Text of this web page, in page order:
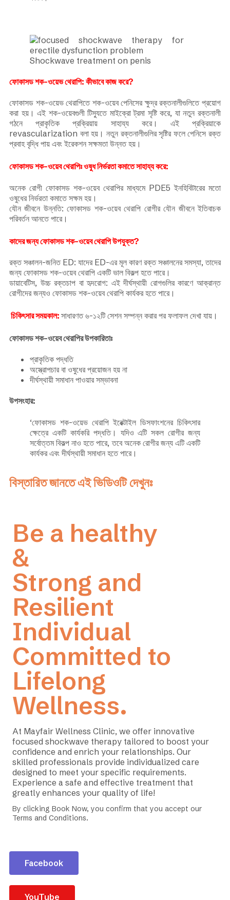
Shockwave treatment on penis
ফোকাসড শক-ওয়েভ থেরাপি: কীভাবে কাজ করে?
ফোকাসড শক-ওয়েভ থেরাপিতে শক-ওয়েব পেনিসের ক্ষুদ্র রক্তনালীগুলিতে প্রয়োগ
করা হয়। এই শক-ওয়েবগুলী টিস্যুতে মাইক্রো ট্রমা সৃষ্টি করে, যা নতুন রক্তনালী
গঠনে প্রাকৃতিক প্রক্রিয়ায় সাহায্য করে। এই প্রক্রিয়াকে
revascularization বলা হয়। নতুন রক্তনালীগুলির সৃষ্টির ফলে পেনিসে রক্ত
প্রবাহ বৃদ্ধি পায় এবং ইরেকশন সক্ষমতা উন্নত হয়।
ফোকাসড শক-ওয়েব থেরাপিঃ ওষুধ নির্ভরতা কমাতে সাহায্য করে:
অনেক রোগী ফোকাসড শক-ওয়েব থেরাপির মাধ্যমে PDE5 ইনহিবিটারের মতো
ওষুধের নির্ভরতা কমাতে সক্ষম হয়।
যৌন জীবনে উন্নতি: ফোকাসড শক-ওয়েব থেরাপি রোগীর যৌন জীবনে ইতিবাচক
পরিবর্তন আনতে পারে।
কাদের জন্য ফোকাসড শক-ওয়েব থেরাপি উপযুক্ত?
রক্ত সঞ্চালন-জনিত ED: যাদের ED-এর মূল কারণ রক্ত সঞ্চালনের সমস্যা, তাদের
জন্য ফোকাসড শক-ওয়েব থেরাপি একটি ভাল বিকল্প হতে পারে।
ডায়াবেটিস, উচ্চ রক্তচাপ বা হৃদরোগ: এই দীর্ঘস্থায়ী রোগগুলির কারণে আক্রান্ত
রোগীদের জন্যও ফোকাসড শক-ওয়েব থেরাপি কার্যকর হতে পারে।
চিকিৎসার সময়কাল: সাধারণত ৬-১২টি সেশন সম্পন্ন করার পর ফলাফল দেখা যায়।
ফোকাসড শক-ওয়েব থেরাপির উপকারিতাঃ
প্রাকৃতিক পদ্ধতি
অস্ত্রোপচার বা ওষুধের প্রয়োজন হয় না
দীর্ঘস্থায়ী সমাধান পাওয়ার সম্ভাবনা
উপসংহার:
‘ফোকাসড শক-ওয়েভ থেরাপি ইরেক্টাইল ডিসফাংশনের চিকিৎসার
ক্ষেত্রে একটি কার্যকরি পদ্ধতি। যদিও এটি সকল রোগীর জন্য
সর্বোত্তম বিকল্প নাও হতে পারে, তবে অনেক রোগীর জন্য এটি একটি
কার্যকর এবং দীর্ঘস্থায়ী সমাধান হতে পারে।
বিস্তারিত জানতে এই ভিডিওটি দেখুনঃ
Be a healthy
&
Strong and
Resilient
Individual
Committed to
Lifelong
Wellness.
At Mayfair Wellness Clinic, we offer innovative
focused shockwave therapy tailored to boost your
confidence and enrich your relationships. Our
skilled professionals provide individualized care
designed to meet your specific requirements.
Experience a safe and effective treatment that
greatly enhances your quality of life!
By clicking Book Now, you confirm that you accept our
Terms and Conditions.
Facebook
YouTube